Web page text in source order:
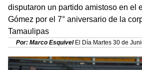
disputaron un partido amistoso en el
Gómez por el 7° aniversario de la
Tamaulipas
Por: Marco EsquivelEl Día Martes 30 de